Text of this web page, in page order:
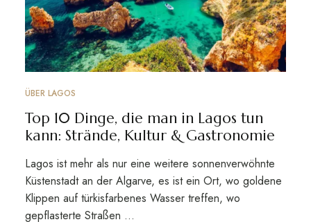
ÜBER LAGOS
Top 10 Dinge, die man in Lagos tun
kann: Strände, Kultur & Gastronomie
Lagos ist mehr als nur eine weitere sonnenverwöhnte
Küstenstadt an der Algarve, es ist ein Ort, wo goldene
Klippen auf türkisfarbenes Wasser treffen, wo
gepflasterte Straßen ...